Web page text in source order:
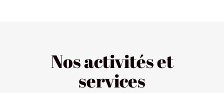
Nos activités et
services